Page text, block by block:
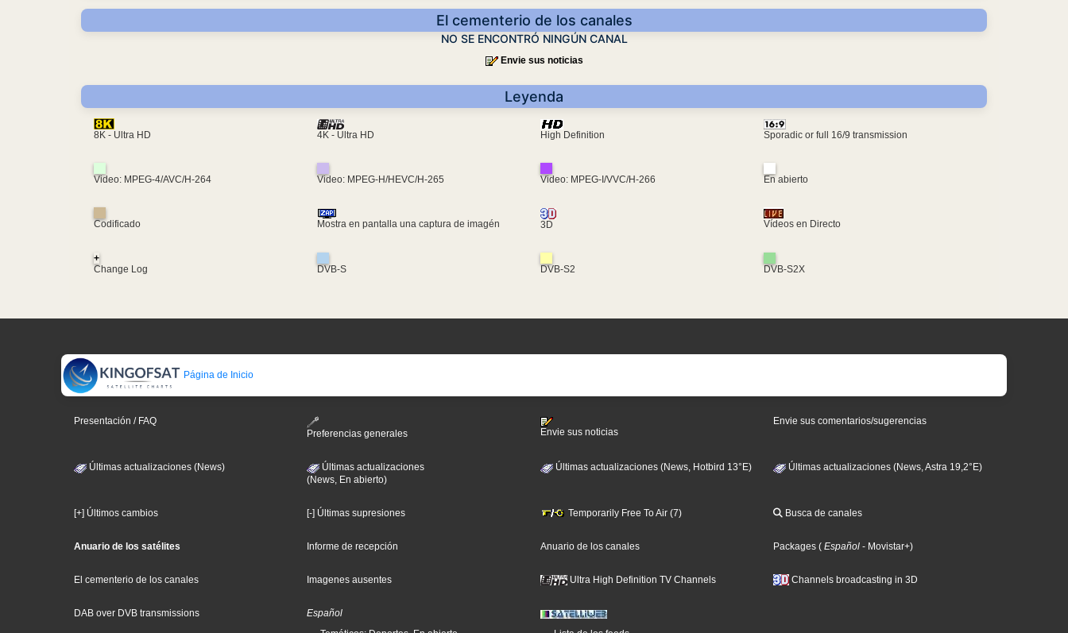
El cementerio de los canales
NO SE ENCONTRÓ NINGÚN CANAL
Envie sus noticias
Leyenda
8K - Ultra HD 4K - Ultra HD High Definition Sporadic or full 16/9 transmission
Video: MPEG-4/AVC/H-264 Video: MPEG-H/HEVC/H-265 Video: MPEG-I/VVC/H-266 En abierto
Codificado Mostra en pantalla una captura de imagén 3D Vídeos en Directo
+
Change Log
DVB-S DVB-S2 DVB-S2X
Página de Inicio
Presentación / FAQ
Preferencias generales
Envie sus noticias
Envie sus comentarios/sugerencias
Últimas actualizaciones (News)
Últimas actualizaciones
(News, En abierto)
Últimas actualizaciones (News, Hotbird 13°E) Últimas actualizaciones (News, Astra 19,2°E)
[+] Últimos cambios [-] Últimas supresiones Temporarily Free To Air (7) Busca de canales
Anuario de los satélites Informe de recepción Anuario de los canales Packages ( Español - Movistar+)
El cementerio de los canales Imagenes ausentes Ultra High Definition TV Channels Channels broadcasting in 3D
DAB over DVB transmissions
Español